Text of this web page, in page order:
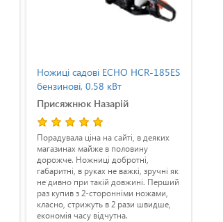
Ножиці садові ECHO HCR-185ES
бензинові, 0.58 кВт
Присяжнюк Назарій
Порадувала ціна на сайті, в деяких
магазинах майже в половину
дорожче. Ножниці добротні,
габаритні, в руках не важкі, зручні як
не дивно при такій довжині. Перший
раз купив з 2-сторонніми ножами,
класно, стрижуть в 2 рази швидше,
економія часу відчутна.